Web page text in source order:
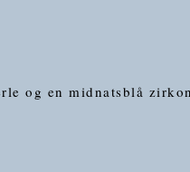
og en midnatsblå